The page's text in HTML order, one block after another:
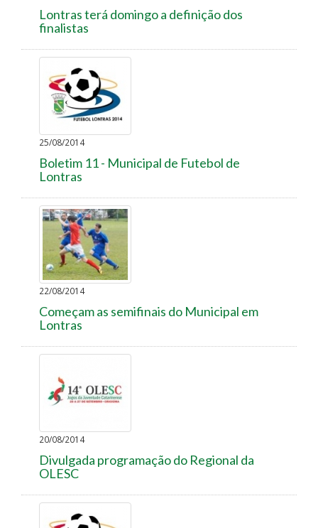
Lontras terá domingo a definição dos
finalistas
25/08/2014
Boletim 11 - Municipal de Futebol de
Lontras
22/08/2014
Começam as semifinais do Municipal em
Lontras
20/08/2014
Divulgada programação do Regional da
OLESC